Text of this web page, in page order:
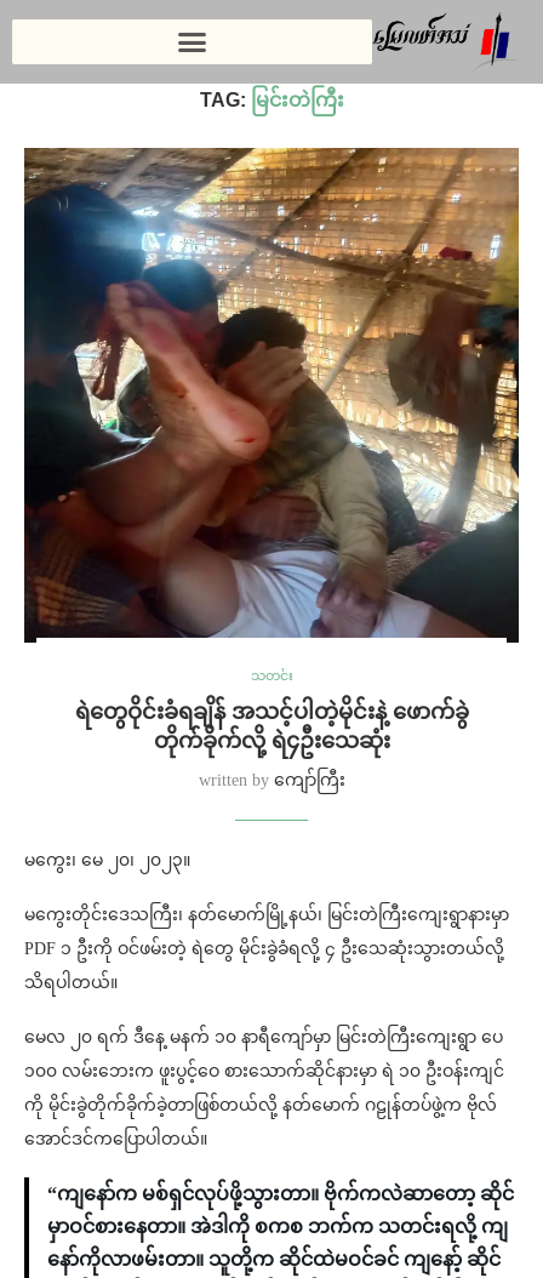
TAG: မြင်းတဲကြီး
သတင်း
ရဲတွေဝိုင်းခံရချိန် အသင့်ပါတဲ့မိုင်းနဲ့ ဖောက်ခွဲ
တိုက်ခိုက်လို့ ရဲ၄ဦးသေဆုံး
written by ကျော်ကြီး
မကွေး၊ မေ ၂၀၊ ၂၀၂၃။
မကွေးတိုင်းဒေသကြီး၊ နတ်မောက်မြို့နယ်၊ မြင်းတဲကြီးကျေးရွာနားမှာ
PDF ၁ ဦးကို ဝင်ဖမ်းတဲ့ ရဲတွေ မိုင်းခွဲခံရလို့ ၄ ဦးသေဆုံးသွားတယ်လို့
သိရပါတယ်။
မေလ ၂၀ ရက် ဒီနေ့ မနက် ၁၀ နာရီကျော်မှာ မြင်းတဲကြီးကျေးရွာ ပေ
၁၀၀ လမ်းဘေးက ဖူးပွင့်ဝေ စားသောက်ဆိုင်နားမှာ ရဲ ၁၀ ဦးဝန်းကျင်
ကို မိုင်းခွဲတိုက်ခိုက်ခဲ့တာဖြစ်တယ်လို့ နတ်မောက် ဂဠုန်တပ်ဖွဲ့က ဗိုလ်
အောင်ဒင်ကပြောပါတယ်။
“ကျနော်က မစ်ရှင်လုပ်ဖို့သွားတာ။ ဗိုက်ကလဲဆာတော့ ဆိုင်
မှာဝင်စားနေတာ။ အဲဒါကို စကစ ဘက်က သတင်းရလို့ ကျ
နော်ကိုလာဖမ်းတာ။ သူတို့က ဆိုင်ထဲမဝင်ခင် ကျနော့် ဆိုင်